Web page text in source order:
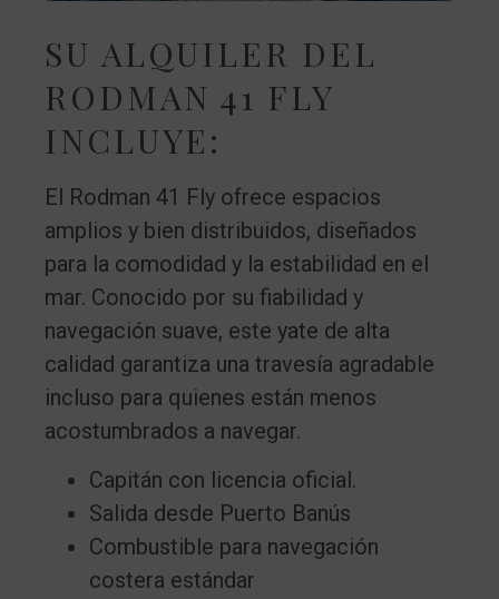
SU ALQUILER DEL
RODMAN 41 FLY
INCLUYE:
El Rodman 41 Fly ofrece espacios
amplios y bien distribuidos, diseñados
para la comodidad y la estabilidad en el
mar. Conocido por su fiabilidad y
navegación suave, este yate de alta
calidad garantiza una travesía agradable
incluso para quienes están menos
acostumbrados a navegar.
Capitán con licencia oficial.
Salida desde Puerto Banús
Combustible para navegación
costera estándar